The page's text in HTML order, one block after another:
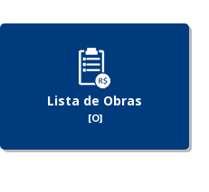
Lista de Obras
[O]